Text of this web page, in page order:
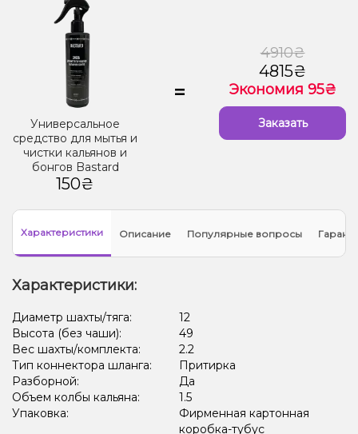
Универсальное
средство для мытья и
чистки кальянов и
бонгов Bastard
150₴
=
4910₴
4815₴
Экономия 95₴
Заказать
Характеристики Описание Популярные вопросы
Характеристики:
Диаметр шахты/тяга:
12
Высота (без чаши):
49
Вес шахты/комплекта:
2.2
Тип коннектора шланга:
Притирка
Разборной:
Да
Объем колбы кальяна:
1.5
Упаковка:
Фирменная картонная
коробка-тубус